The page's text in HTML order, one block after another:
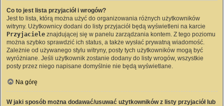
Co to jest lista przyjaciół i wrogów?
Jest to lista, którą można użyć do organizowania różnych użytkowników
witryny. Użytkownicy dodani do listy przyjaciół będą wyświetleni na karcie
Przyjaciele znajdującej się w panelu zarządzania kontem. Z tego poziomu
można szybko sprawdzić ich status, a także wysłać prywatną wiadomość.
Zależnie od używanego stylu witryny, posty tych użytkowników mogą być
wyróżniane. Jeśli użytkownik zostanie dodany do listy wrogów, wszystkie
posty przez niego napisane domyślnie nie będą wyświetlane.
Na górę
W jaki sposób można dodawać/usuwać użytkowników z listy przyjaciół lub